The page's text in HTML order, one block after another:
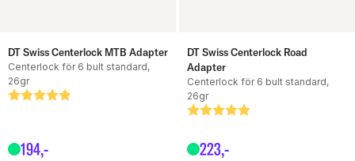
DT Swiss Centerlock MTB Adapter
Centerlock för 6 bult standard,
26gr
Betyg:
5.0 utav 5 stjärnor
194,-
DT Swiss Centerlock Road
Adapter
Centerlock för 6 bult standard,
26gr
Betyg:
5.0 utav 5 stjärnor
223,-